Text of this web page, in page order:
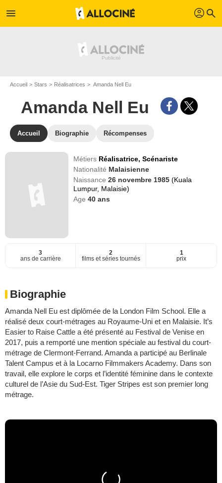
menu profil search
Accueil Stars Réalisatrices Amanda Nell Eu
Amanda Nell Eu
Accueil Biographie Récompenses
Métiers Réalisatrice,Scénariste
Nationalité Malaisienne
Naissance26 novembre 1985(Kuala
Lumpur, Malaisie)
Age40 ans
3
ans de carrière
2
films et séries tournés
1
prix
Biographie
Amanda Nell Eu est diplômée de la London Film School. Elle a
réalisé deux court-métrages au Royaume-Uni et en Malaisie. It’s
Easier to Raise Cattle a été présenté au Festival de Venise en
2017, puis a remporté une mention spéciale au festival du court-
métrage de Clermont-Ferrand. Amanda a participé au Berlinale
Talent Campus et à la Locarno Filmmakers Academy. Dans son
travail, elle explore le corps et l’identité féminine dans le contexte
culturel de l’Asie du Sud-Est. Tiger Stripes est son premier long
métrage.